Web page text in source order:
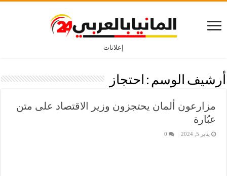
إعلانات
أرشيف الوسم : احتجاز
مزارعون ألمان يحتجزون وزير الاقتصاد على متن
عبّارة
يناير 5, 2024 0